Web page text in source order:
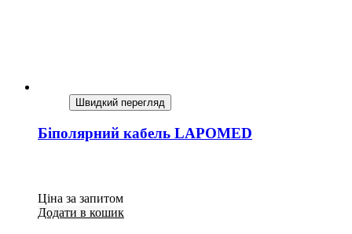
Швидкий перегляд
Біполярний кабель LAPOMED
Ціна за запитом
Додати в кошик